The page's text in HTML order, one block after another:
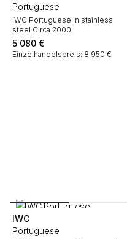
Portuguese
IWC Portuguese in stainless
steel Circa 2000
5 080 €
Einzelhandelspreis: 8 950 €
IWC
Portuguese